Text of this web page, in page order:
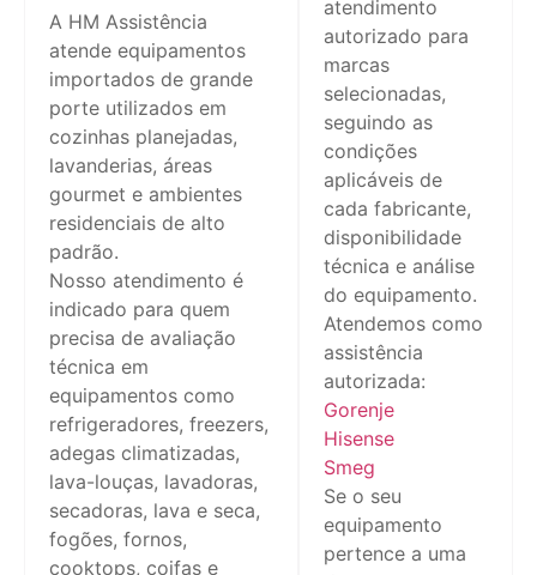
A HM Assistência
atende equipamentos
importados de grande
porte utilizados em
cozinhas planejadas,
lavanderias, áreas
gourmet e ambientes
residenciais de alto
padrão.
Nosso atendimento é
indicado para quem
precisa de avaliação
técnica em
equipamentos como
refrigeradores, freezers,
adegas climatizadas,
lava-louças, lavadoras,
secadoras, lava e seca,
fogões, fornos,
cooktops, coifas e
atendimento
autorizado para
marcas
selecionadas,
seguindo as
condições
aplicáveis de
cada fabricante,
disponibilidade
técnica e análise
do equipamento.
Atendemos como
assistência
autorizada:
Gorenje
Hisense
Smeg
Se o seu
equipamento
pertence a uma